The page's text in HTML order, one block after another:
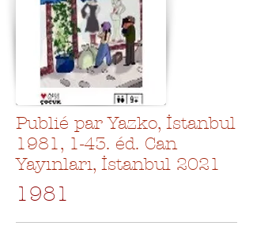
Publié par Yazko, İstanbul
1981, 1-43. éd. Can
Yayınları, İstanbul 2021
1981